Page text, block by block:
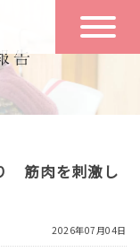
一日の流れ
空き状況
筋肉を刺激し
2026年07月04日